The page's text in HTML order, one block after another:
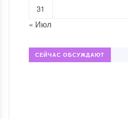
31
« Июл
СЕЙЧАС ОБСУЖДАЮТ